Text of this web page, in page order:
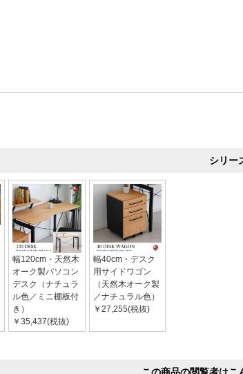
シリー
幅120cm・天然木
オーク製パソコン
デスク（ナチュラ
ル色／ミニ棚板付
き）
￥35,437(税抜)
幅40cm・デスク
用サイドワゴン
（天然木オーク製
／ナチュラル色）
￥27,255(税抜)
この商品の閲覧者はこ